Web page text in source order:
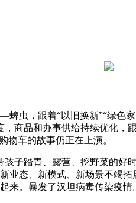
，跟着“以旧换新”“绿色家
商品和办事供给持续优化
物车的故事仍正在上演。
子踏青、露营、挖野菜的好
业态、新模式、新场景不竭
来。暴发了汉坦病毒传染疫情